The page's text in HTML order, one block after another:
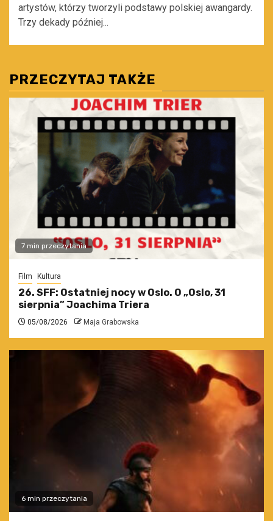
artystów, którzy tworzyli podstawy polskiej awangardy.
Trzy dekady później...
PRZECZYTAJ TAKŻE
7 min przeczytania
Film Kultura
26. SFF: Ostatniej nocy w Oslo. O „Oslo, 31
sierpnia” Joachima Triera
05/08/2026 Maja Grabowska
6 min przeczytania